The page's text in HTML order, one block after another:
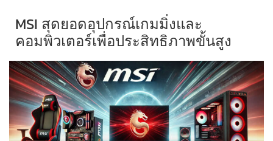
MSI สุดยอดอุปกรณ์เกมมิ่งและ
คอมพิวเตอร์เพื่อประสิทธิภาพขั้นสูง